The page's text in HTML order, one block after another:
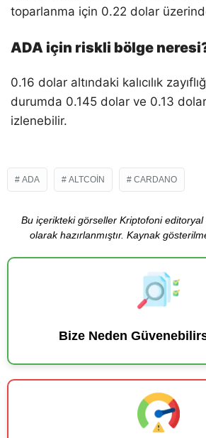
toparlanma için 0.22 dolar
ADA için riskli bölge
0.16 dolar altındaki kalıcılık
durumda 0.145 dolar ve 0.13
izlenebilir.
ADA ALTCOIN CARDANO
Bu içerikteki görseller Kriptofoni editoryal
olarak hazırlanmıştır. Kaynak
Bize Neden